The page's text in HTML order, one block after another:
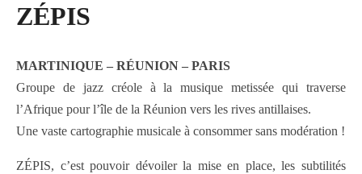
ZÉPIS
MARTINIQUE – RÉUNION – PARIS
Groupe de jazz créole à la musique metissée qui traverse
l’Afrique pour l’île de la Réunion vers les rives antillaises.
Une vaste cartographie musicale à consommer sans modération !
ZÉPIS, c’est pouvoir dévoiler la mise en place, les subtilités